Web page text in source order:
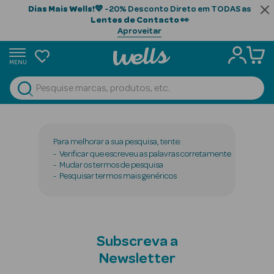
Dias Mais Wells!💙 -20% Desconto Direto em TODAS as
Lentes de Contacto👀
Aproveitar
MENU
Ver Tudo
Beauty Season
Cabelo
Profissional
Beauty Season
Para melhorar a sua pesquisa, tente:
Verificar que escreveu as palavras corretamente
Mudar os termos de pesquisa
Pesquisar termos mais genéricos
Subscreva a
Newsletter